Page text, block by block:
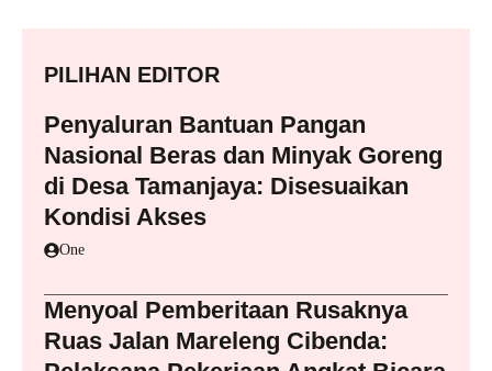
PILIHAN EDITOR
Penyaluran Bantuan Pangan
Nasional Beras dan Minyak Goreng
di Desa Tamanjaya: Disesuaikan
Kondisi Akses
One
Menyoal Pemberitaan Rusaknya
Ruas Jalan Mareleng Cibenda: